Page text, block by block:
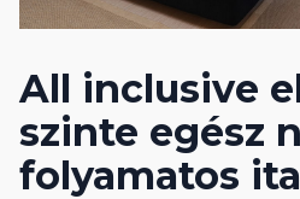
All inclusive
szinte egész
folyamatos